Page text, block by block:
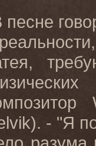
песне
). - "Я